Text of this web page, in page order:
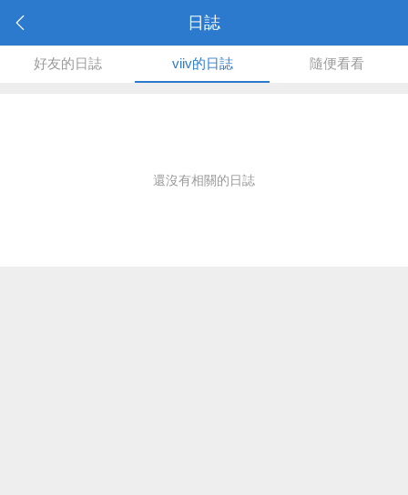
日誌
好友的日誌 viiv的日誌 隨便看看
還沒有相關的日誌